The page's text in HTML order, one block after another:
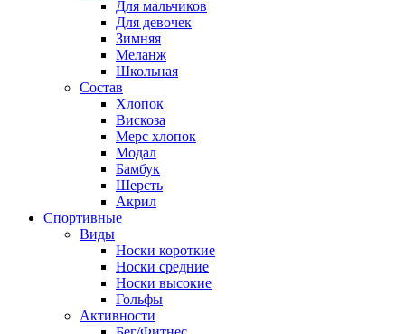
Для мальчиков
Для девочек
Зимняя
Меланж
Школьная
Состав
Хлопок
Вискоза
Мерс хлопок
Модал
Бамбук
Шерсть
Акрил
Спортивные
Виды
Носки короткие
Носки средние
Носки высокие
Гольфы
Активности